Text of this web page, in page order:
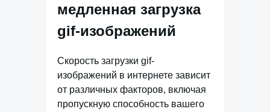
медленная загрузка
gif-изображений
Скорость загрузки gif-
изображений в интернете зависит
от различных факторов, включая
пропускную способность вашего